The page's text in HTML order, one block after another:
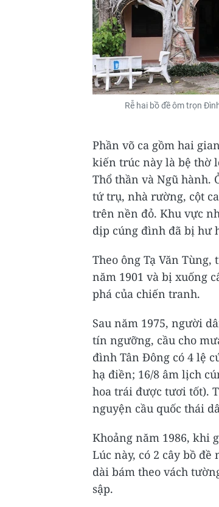
Rễ hai bồ đề ôm trọn
Phần võ ca gồm hai
kiến trúc này là bệ thờ
Thổ thần và Ngũ hành.
tứ trụ, nhà rường, cột
trên nền đỏ. Khu vực
dịp cúng đình đã bị hư
Theo ông Tạ Văn
năm 1901 và bị xuống
phá của chiến tranh.
Sau năm 1975, người
tín ngưỡng, cầu cho
đình Tân Đông có 4 lệ
hạ điền; 16/8 âm lịch
hoa trái được tươi tốt).
nguyện cầu quốc thái
Khoảng năm 1986, khi
Lúc này, có 2 cây bồ
dài bám theo vách
sập.